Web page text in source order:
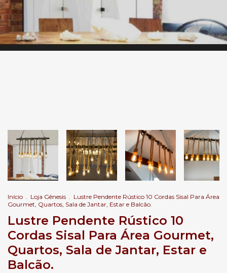
Início . Loja Gênesis . Lustre Pendente Rústico 10 Cordas Sisal Para Área
Gourmet, Quartos, Sala de Jantar, Estar e Balcão.
Lustre Pendente Rústico 10
Cordas Sisal Para Área Gourmet,
Quartos, Sala de Jantar, Estar e
Balcão.